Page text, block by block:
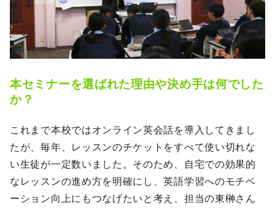
本セミナーを選ばれた理由や決め手は何でした
か？
これまで本校ではオンライン英会話を導入してきまし
たが、毎年、レッスンのチケットをすべて使い切れな
い生徒が一定数いました。そのため、自宅での効果的
なレッスンの進め方を明確にし、英語学習へのモチベ
ーション向上にもつなげたいと考え、担当の東榊さん